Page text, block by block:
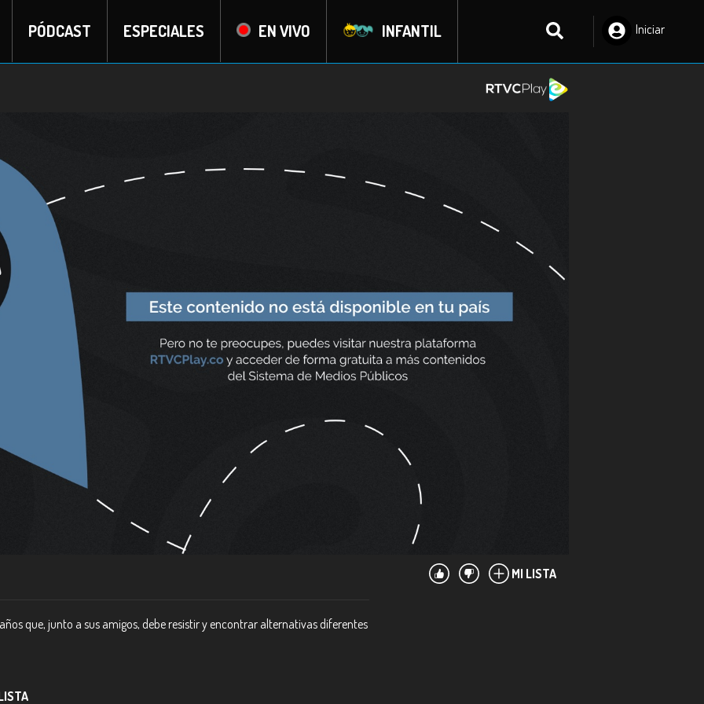
PÓDCAST ESPECIALES EN VIVO INFANTIL
Iniciar
MI LISTA
que, junto a sus amigos, debe resistir y encontrar alternativas diferentes